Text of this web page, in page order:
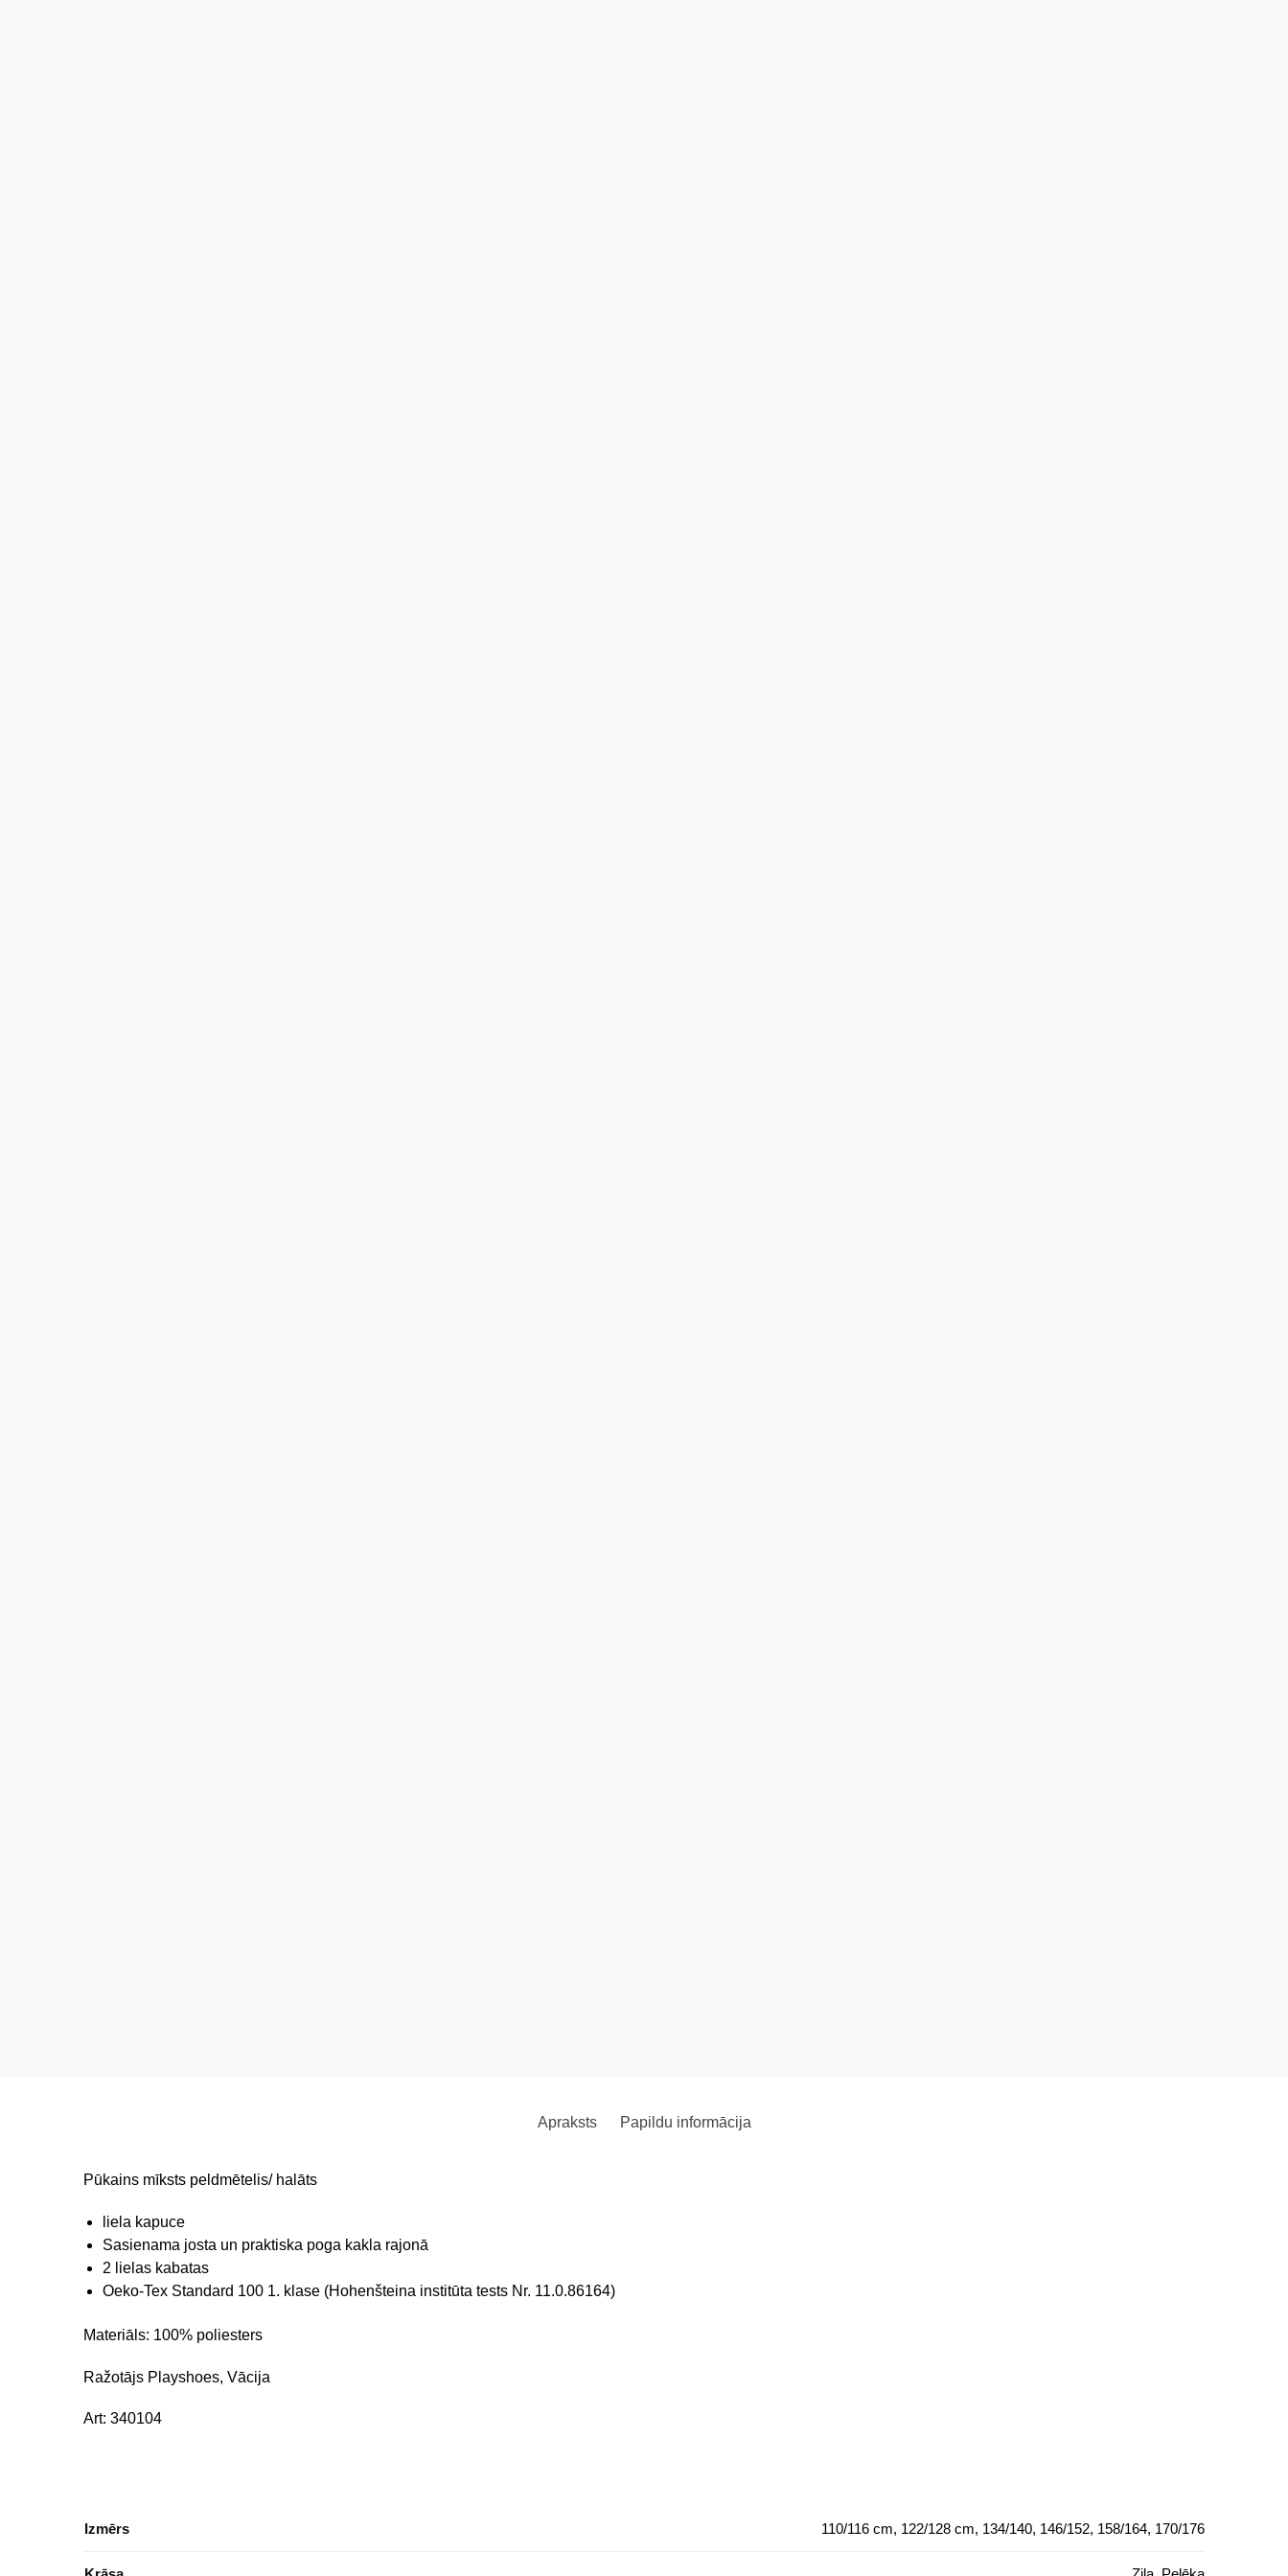
Apraksts Papildu informācija
Pūkains mīksts peldmētelis/ halāts
liela kapuce
Sasienama josta un praktiska poga kakla rajonā
2 lielas kabatas
Oeko-Tex Standard 100 1. klase (Hohenšteina institūta tests Nr. 11.0.86164)
Materiāls: 100% poliesters
Ražotājs Playshoes, Vācija
Art: 340104
Izmērs 110/116 cm, 122/128 cm, 134/140, 146/152, 158/164, 170/176